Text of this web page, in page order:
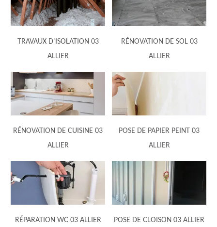
TRAVAUX D'ISOLATION 03
ALLIER
RÉNOVATION DE SOL 03
ALLIER
RÉNOVATION DE CUISINE 03
ALLIER
POSE DE PAPIER PEINT 03
ALLIER
RÉPARATION WC 03 ALLIER POSE DE CLOISON 03 ALLIER